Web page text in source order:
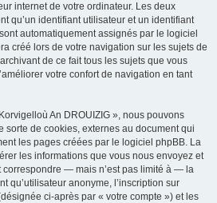
internet de votre ordinateur. Les deux
qu’un identifiant utilisateur et un identifiant
automatiquement assignés par le logiciel
créé lors de votre navigation sur les sujets de
de ce fait tous les sujets que vous
votre confort de navigation en tant
An DROUIZIG », nous pouvons
sorte de cookies, externes au document qui
les pages créées par le logiciel phpBB. La
les informations que vous nous envoyez et
correspondre — mais n’est pas limité à — la
qu’utilisateur anonyme, l’inscription sur
ci-après par « votre compte ») et les